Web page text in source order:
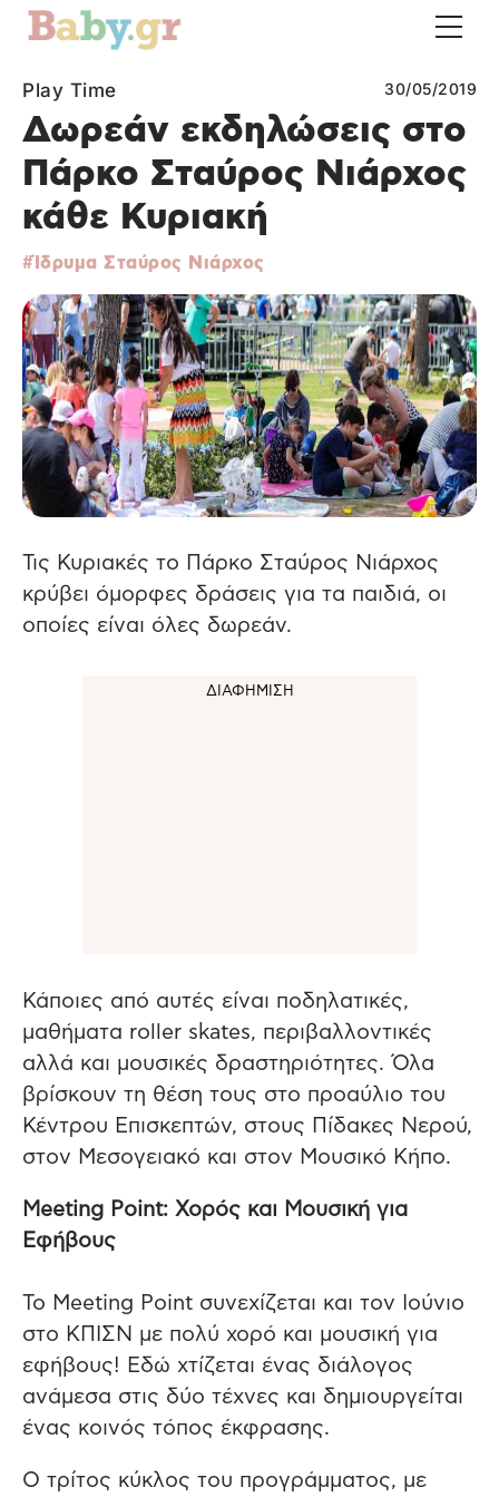
Play Time 30/05/2019
Δωρεάν εκδηλώσεις στο
Πάρκο Σταύρος Νιάρχος
κάθε Κυριακή
Ίδρυμα Σταύρος Νιάρχος
Τις Κυριακές το Πάρκο Σταύρος Νιάρχος
κρύβει όμορφες δράσεις για τα παιδιά, οι
οποίες είναι όλες δωρεάν.
Κάποιες από αυτές είναι ποδηλατικές,
μαθήματα roller skates, περιβαλλοντικές
αλλά και μουσικές δραστηριότητες. Όλα
βρίσκουν τη θέση τους στο προαύλιο του
Κέντρου Επισκεπτών, στους Πίδακες Νερού,
στον Μεσογειακό και στον Μουσικό Κήπο.
Meeting Point: Χορός και Μουσική για
Εφήβους
Το Μeeting Point συνεχίζεται και τον Ιούνιο
στο ΚΠΙΣΝ με πολύ χορό και μουσική για
εφήβους! Εδώ χτίζεται ένας διάλογος
ανάμεσα στις δύο τέχνες και δημιουργείται
ένας κοινός τόπος έκφρασης.
Ο τρίτος κύκλος του προγράμματος, με